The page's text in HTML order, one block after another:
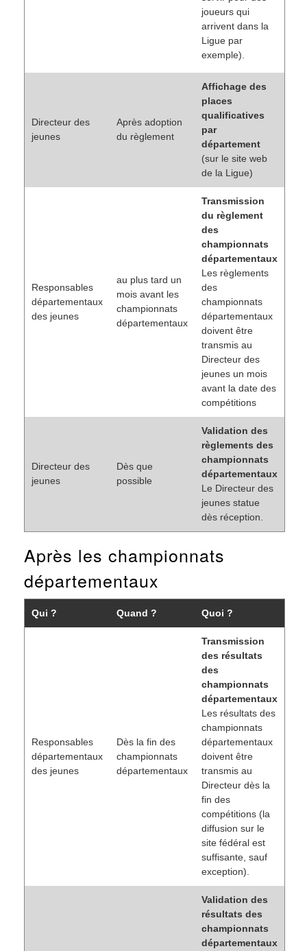
joueurs qui
arrivent dans la
Ligue par
exemple).
Directeur des
jeunes
Après adoption
du règlement
Affichage des
places
qualificatives
par
département
(sur le site web
de la Ligue)
Responsables
départementaux
des jeunes
au plus tard un
mois avant les
championnats
départementaux
Transmission
du règlement
des
championnats
départementaux
Les règlements
des
championnats
départementaux
doivent être
transmis au
Directeur des
jeunes un mois
avant la date des
compétitions
Directeur des
jeunes
Dès que
possible
Validation des
règlements des
championnats
départementaux
Le Directeur des
jeunes statue
dès réception.
Après les championnats
départementaux
Qui ? Quand ? Quoi ?
Responsables
départementaux
des jeunes
Dès la fin des
championnats
départementaux
Transmission
des résultats
des
championnats
départementaux
Les résultats des
championnats
départementaux
doivent être
transmis au
Directeur dès la
fin des
compétitions (la
diffusion sur le
site fédéral est
suffisante, sauf
exception).
Validation des
résultats des
championnats
départementaux